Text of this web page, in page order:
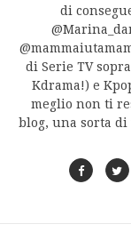
di
di Serie TV
Kdrama!) e
meglio non ti
blog, una sorta di
F
T